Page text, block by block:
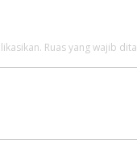
Ruas yang wajib